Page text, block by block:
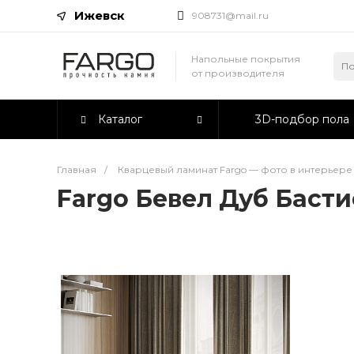
Ижевск 908731@mail.ru
Напольные покрытия
от производителя
Каталог 3D-подбор пола
Главная / Кварцевый ламинат Fargo — фото в интерьере
Fargo Бевел Дуб